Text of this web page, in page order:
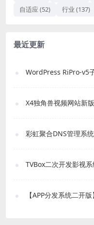
自适应 (52) 行业 (137)
最近更新
X4独角兽视频网站新
彩虹聚合DNS管理系
TVBox二次开发影视